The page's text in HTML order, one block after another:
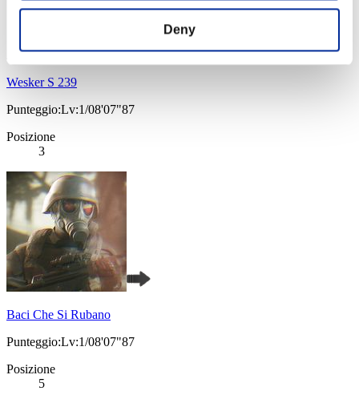
Deny
Wesker S 239
Punteggio:Lv:1/08'07"87
Posizione
3
Baci Che Si Rubano
Punteggio:Lv:1/08'07"87
Posizione
5